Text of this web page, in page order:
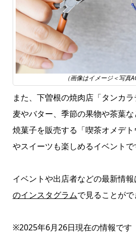
（画像はイメージ＜写真
また、下曽根の焼肉店「タンカ
麦やバター、季節の果物や茶葉
焼菓子を販売する「喫茶オメデ
やスイーツも楽しめるイベントで
イベントや出店者などの最新情報
のインスタグラムで見ることがで
※2025年6月26日現在の情報です